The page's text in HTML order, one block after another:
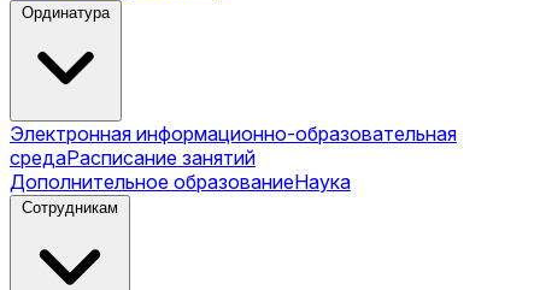
Ординатура
Электронная информационно-образовательная
средаРасписание занятий
Дополнительное образованиеНаука
Сотрудникам